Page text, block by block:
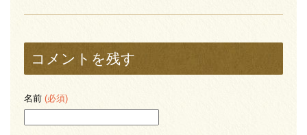
コメントを残す
名前 (必須)